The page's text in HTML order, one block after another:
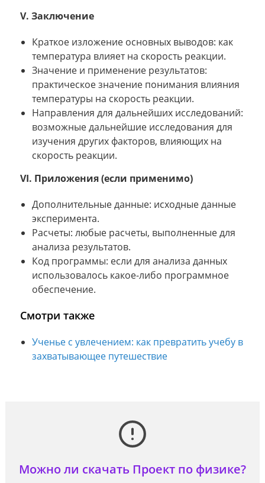
V. Заключение
Краткое изложение основных выводов: как
температура влияет на скорость реакции.
Значение и применение результатов:
практическое значение понимания влияния
температуры на скорость реакции.
Направления для дальнейших исследований:
возможные дальнейшие исследования для
изучения других факторов, влияющих на
скорость реакции.
VI. Приложения (если применимо)
Дополнительные данные: исходные данные
эксперимента.
Расчеты: любые расчеты, выполненные для
анализа результатов.
Код программы: если для анализа данных
использовалось какое-либо программное
обеспечение.
Смотри также
Ученье с увлечением: как превратить учебу в
захватывающее путешествие
Можно ли скачать Проект по физике?